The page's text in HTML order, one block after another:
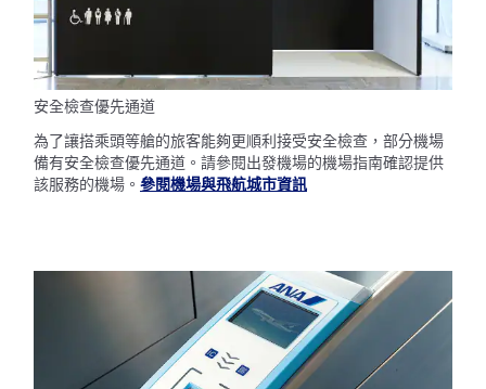
安全檢查優先通道
為了讓搭乘頭等艙的旅客能夠更順利接受安全檢查，部分機場
備有安全檢查優先通道。請參閱出發機場的機場指南確認提供
該服務的機場。 參閱機場與飛航城市資訊